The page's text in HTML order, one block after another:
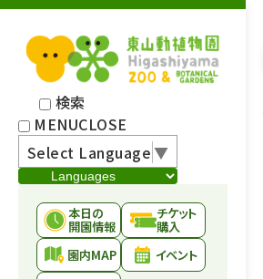
検索
MENUCLOSE
Select Language▼
本日の
開園情報
チケット
購入
園内MAP
イベント